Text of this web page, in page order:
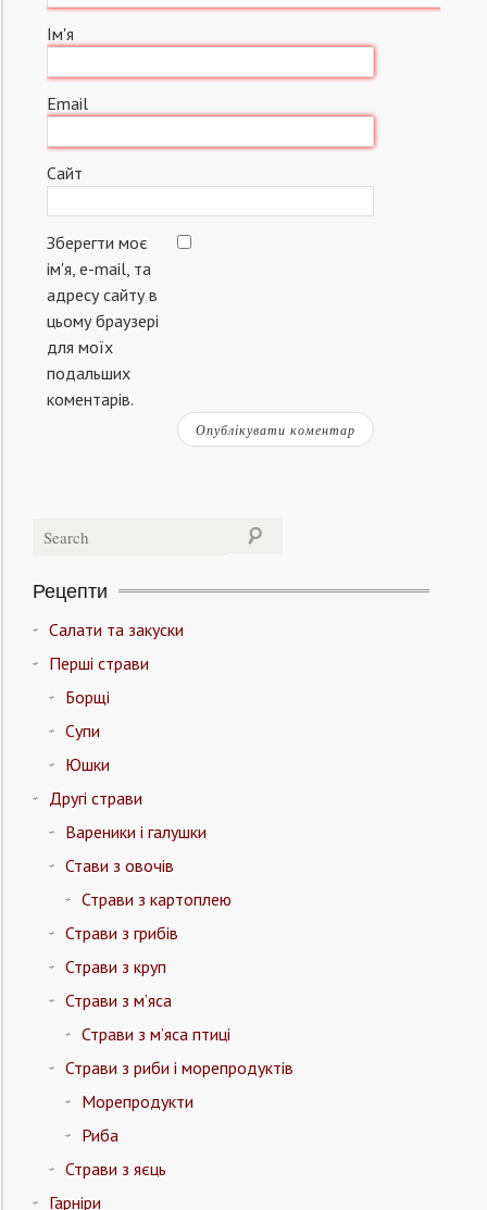
Ім'я
Email
Сайт
Зберегти моє
ім'я, e-mail, та
адресу сайту в
цьому браузері
для моїх
подальших
коментарів.
Рецепти
Салати та закуски
Перші страви
Борщі
Супи
Юшки
Другі страви
Вареники і галушки
Стави з овочів
Страви з картоплею
Страви з грибів
Страви з круп
Страви з м’яса
Страви з м’яса птиці
Страви з риби і морепродуктів
Морепродукти
Риба
Страви з яєць
Гарніри